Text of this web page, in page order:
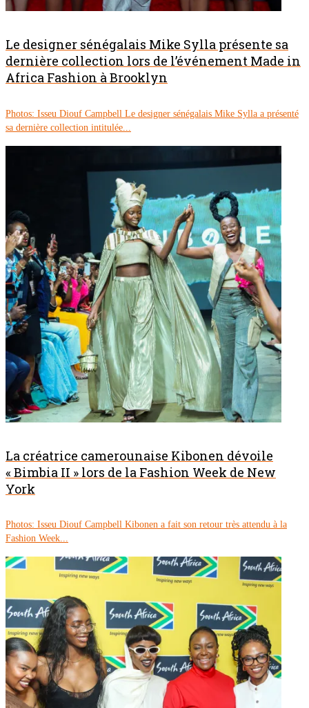
Le designer sénégalais Mike Sylla présente sa
dernière collection lors de l’événement Made in
Africa Fashion à Brooklyn
Photos: Isseu Diouf Campbell Le designer sénégalais Mike Sylla a présenté
sa dernière collection intitulée...
La créatrice camerounaise Kibonen dévoile
« Bimbia II » lors de la Fashion Week de New
York
Photos: Isseu Diouf Campbell Kibonen a fait son retour très attendu à la
Fashion Week...